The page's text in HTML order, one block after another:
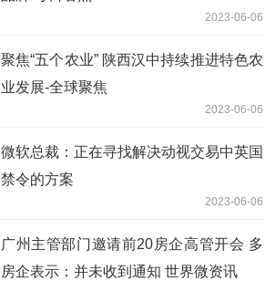
2023-06-06
聚焦“五个农业” 陕西汉中持续推进特色农
业发展-全球聚焦
2023-06-06
微软总裁：正在寻找解决动视交易中英国
禁令的方案
2023-06-06
广州主管部门邀请前20房企高管开会 多
房企表示：并未收到通知 世界微资讯